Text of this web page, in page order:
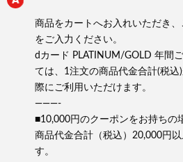
商品をカートへお入れいただき
をご入力ください。
dカード PLATINUM/GOLD 年間
ては、1注文の商品代金合計(税
際にご利用いただけます。
———-
■10,000円のクーポンをお持ちの
商品代金合計（税込）20,000円
す。